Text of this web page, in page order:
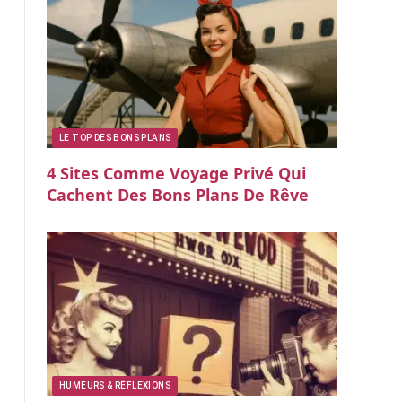
LE TOP DES BONS PLANS
4 Sites Comme Voyage Privé Qui
Cachent Des Bons Plans De Rêve
HUMEURS & RÉFLEXIONS